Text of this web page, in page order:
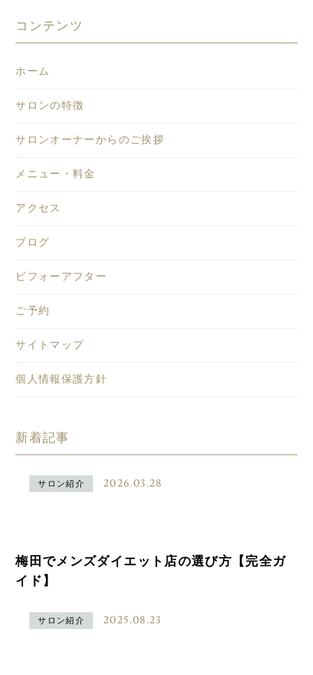
コンテンツ
ホーム
サロンの特徴
サロンオーナーからのご挨拶
メニュー・料金
アクセス
ブログ
ビフォーアフター
ご予約
サイトマップ
個人情報保護方針
新着記事
サロン紹介 2026.03.28
梅田でメンズダイエット店の選び方【完全ガ
イド】
サロン紹介 2025.08.23